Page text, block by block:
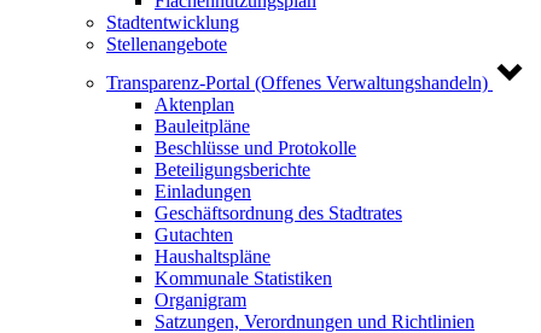
Stadtentwicklung
Stellenangebote
Transparenz-Portal (Offenes Verwaltungshandeln)
Aktenplan
Bauleitpläne
Beschlüsse und Protokolle
Beteiligungsberichte
Einladungen
Geschäftsordnung des Stadtrates
Gutachten
Haushaltspläne
Kommunale Statistiken
Organigram
Satzungen, Verordnungen und Richtlinien